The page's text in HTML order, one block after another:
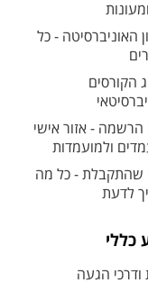
האוניברסיטה - כל
הקורסים
הרשמה - אזור אישי
ולמועמדות
שהתקבלת - כל מה
לדעת
כללי
ודרכי הגעה